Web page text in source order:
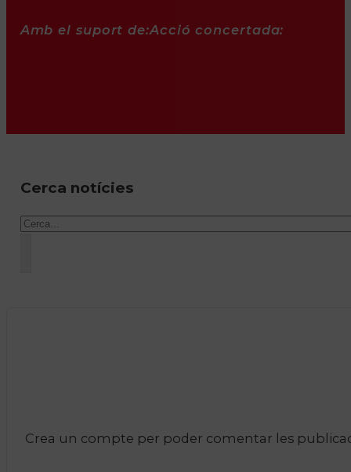
Amb el suport de:Acció concertada:
Cerca notícies
Cercar
Crea un compte per poder comentar les